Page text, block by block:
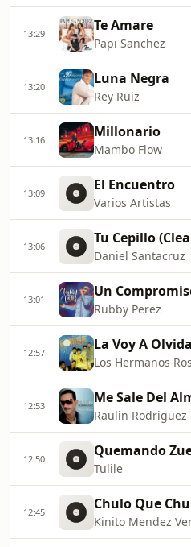
13:29 Te Amare
Papi Sanchez
13:20 Luna Negra
Rey Ruiz
13:16 Millonario
Mambo Flow
13:09 El Encuentro
Varios Artistas
13:06 Tu Cepillo
Daniel Santacruz
13:01 Un
Rubby Perez
12:57 La Voy A
Los Hermanos
12:53 Me Sale Del
Raulin Rodriguez
12:50 Quemando
Tulile
12:45 Chulo Que
Kinito Mendez